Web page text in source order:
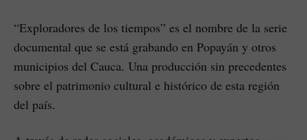
“Exploradores de los tiempos” es el nombre de la serie
documental que se está grabando en Popayán y otros
municipios del Cauca. Una producción sin precedentes
sobre el patrimonio cultural e histórico de esta región
del país.